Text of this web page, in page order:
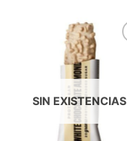
SIN EXISTENCIAS